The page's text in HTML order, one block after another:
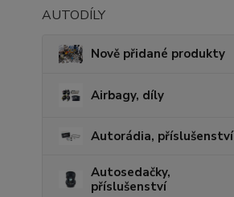
AUTODÍLY
Nově přidané produkty
Airbagy, díly
Autorádia, příslušenství
Autosedačky,
příslušenství